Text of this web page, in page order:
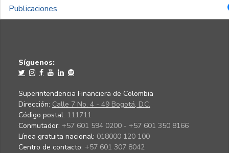
Publicaciones
Síguenos:
Superintendencia Financiera de Colombia
Dirección: Calle 7 No. 4 - 49 Bogotá, D.C.
Código postal: 111711
Conmutador: +57 601 594 0200 - +57 601 350 8166
Línea gratuita nacional: 018000 120 100
Centro de contacto: +57 601 307 8042